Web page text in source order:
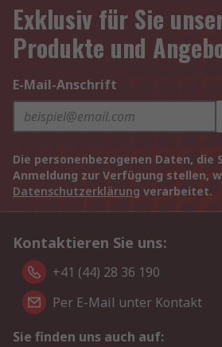
Exklusiv für Sie
Produkte und
E-Mail-Anschrift
Die personenbezogenen Daten, die
Anmeldung zur Verfügung stellen,
Datenschutzerklärung verarbeitet.
Kontaktieren Sie uns:
+41 (44) 28 36 190
Per E-Mail unter Kontakt
Sie finden uns auch auf: